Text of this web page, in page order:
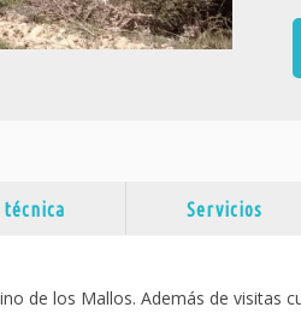
Servicios
de los Mallos. Además de visitas